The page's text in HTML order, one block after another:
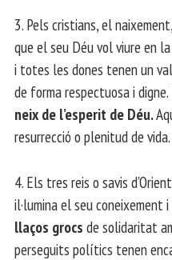
3. Pels cristians, el
que el seu Déu vol viure en
i totes les dones tenen un
de forma respectuosa i digne.
neix de l’esperit de Déu.
resurrecció o plenitud de vida.
4. Els tres reis o savis
il·lumina el seu coneixement
llaços grocs de solidaritat
perseguits polítics tenen